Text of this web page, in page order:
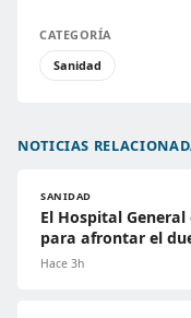
CATEGORÍA
Sanidad
NOTICIAS
SANIDAD
El Hospital
para afrontar el
Hace 3h